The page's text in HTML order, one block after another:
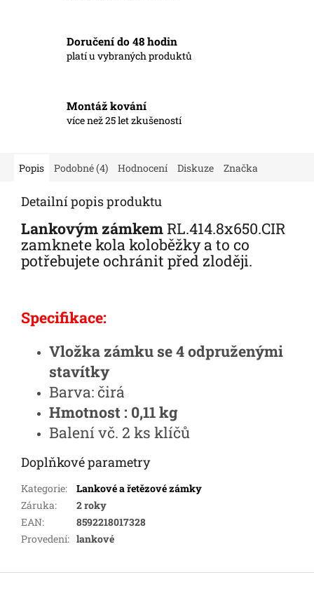
Doručení do 48 hodin
platí u vybraných produktů
Montáž kování
více než 25 let zkušeností
Popis Podobné (4) Hodnocení Diskuze Značka
Detailní popis produktu
Lankovým zámkemRL.414.8x650.CIR
zamknete kola koloběžky a to co
potřebujete ochránit před zloději.
Specifikace:
Vložka zámku se 4 odpruženými
stavítky
Barva: čirá
Hmotnost : 0,11 kg
Balení vč. 2 ks klíčů
Doplňkové parametry
Kategorie:
Lankové a řetězové zámky
Záruka:
2 roky
EAN:
8592218017328
Provedení: lankové
Z